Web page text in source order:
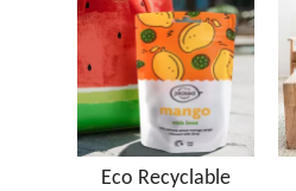
Eco Recyclable